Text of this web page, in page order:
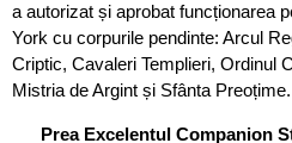
a autorizat și aprobat funcționarea
York cu corpurile pendinte: Arcul
Criptic, Cavaleri Templieri, Ordinul
Mistria de Argint și Sfânta Preoțime.
Prea Excelentul Companion